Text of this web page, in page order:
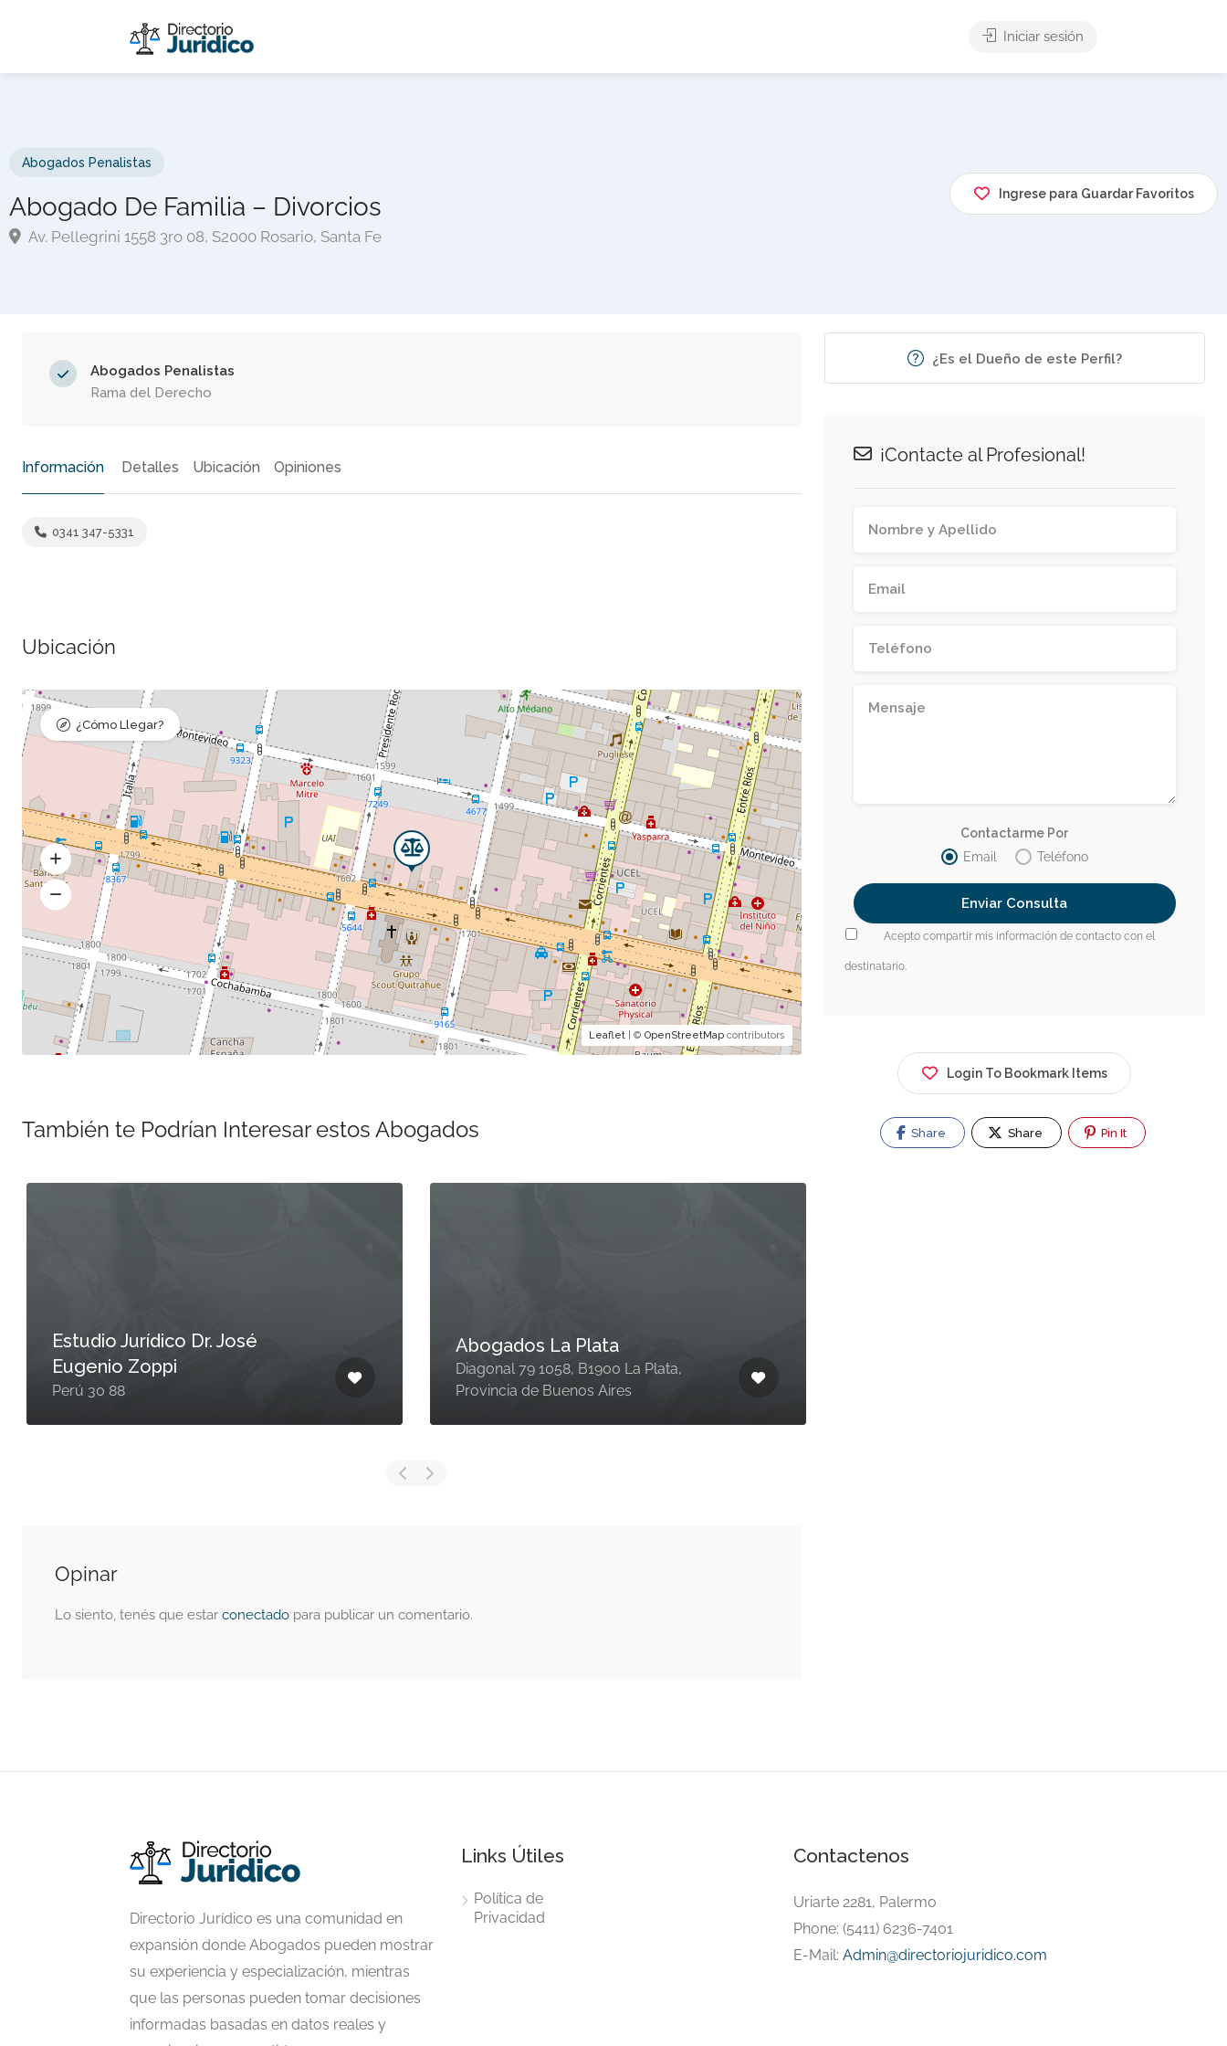
Iniciar sesión
Abogados Penalistas
Abogado De Familia – Divorcios
Av. Pellegrini 1558 3ro 08, S2000 Rosario, Santa Fe
Ingrese para Guardar Favoritos
Abogados Penalistas
Rama del Derecho
Información Detalles Ubicación Opiniones
0341 347-5331
Ubicación
Leaflet | ©OpenStreetMap contributors
¿Cómo Llegar?
También te Podrían Interesar estos Abogados
Estudio Jurídico Dr. José
Eugenio Zoppi
Perú 30 88
Abogados La Plata
Diagonal 79 1058, B1900 La Plata,
Provincia de Buenos Aires
Opinar
Lo siento, tenés que estarconectado para publicar un comentario.
¿Es el Dueño de este Perfil?
¡Contacte al Profesional!
Contactarme Por
Email
Teléfono
Acepto compartir mis información de contacto con el
destinatario.
Login To Bookmark Items
Share Share Pin It
Directorio Jurídico es una comunidad en
expansión donde Abogados pueden mostrar
su experiencia y especialización, mientras
que las personas pueden tomar decisiones
informadas basadas en datos reales y
Links Útiles
Política de
Privacidad
Contactenos
Uriarte 2281, Palermo
Phone: (5411) 6236-7401
E-Mail: Admin@directoriojuridico.com